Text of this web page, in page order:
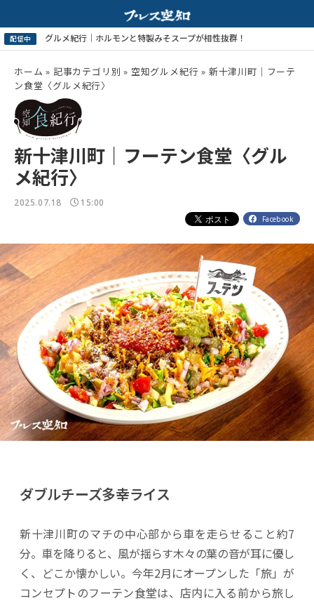
配信中 グルメ紀行｜ホルモンと特製みそスープが相性抜群！
ホーム » 記事カテゴリ別 » 空知グルメ紀行 » 新十津川町｜フーテ
ン食堂〈グルメ紀行〉
新十津川町｜フーテン食堂〈グル
メ紀行〉
2025.07.18 15:00
Facebook
ダブルチーズ多幸ライス
新十津川町のマチの中心部から車を走らせること約7
分。車を降りると、風が揺らす木々の葉の音が耳に優し
く、どこか懐かしい。今年2月にオープンした「旅」が
コンセプトのフーテン食堂は、店内に入る前から旅し